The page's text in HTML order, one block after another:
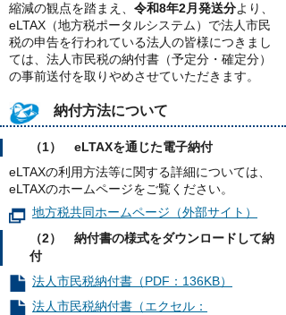
縮減の観点を踏まえ、 令和8年2月発送分より、
eLTAX（地方税ポータルシステム）で法人市民
税の申告を行われている法人の皆様につきまし
ては、法人市民税の納付書（予定分・確定分）
の事前送付を取りやめさせていただきます。
納付方法について
（1） eLTAXを通じた電子納付
eLTAXの利用方法等に関する詳細については、
eLTAXのホームページをご覧ください。
地方税共同ホームページ（外部サイト）
（2） 納付書の様式をダウンロードして納
付
法人市民税納付書（PDF：136KB）
法人市民税納付書（エクセル：